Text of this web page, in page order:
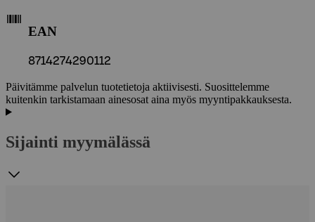
EAN
8714274290112
Päivitämme palvelun tuotetietoja aktiivisesti. Suosittelemme
kuitenkin tarkistamaan ainesosat aina myös myyntipakkauksesta.
Sijainti myymälässä